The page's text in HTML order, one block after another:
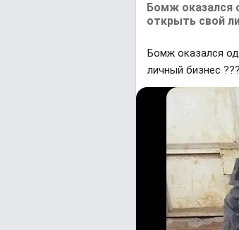
Бомж оказался
открыть свой
Бомж оказался
личный бизнес